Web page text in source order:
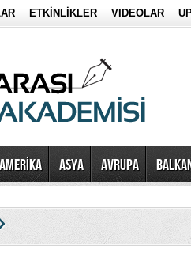
ETKİNLİKLER VIDEOLAR
AMERİKA ASYA AVRUPA